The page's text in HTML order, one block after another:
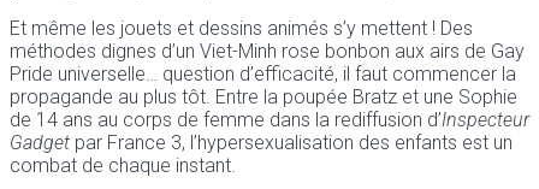
Et même les jouets et dessins animés s’y mettent ! Des
méthodes dignes d’un Viet-Minh rose bonbon aux airs de Gay
Pride universelle… question d’efficacité, il faut commencer la
propagande au plus tôt. Entre la poupée Bratz et une Sophie
de 14 ans au corps de femme dans la rediffusion d’Inspecteur
Gadget par France 3, l’hypersexualisation des enfants est un
combat de chaque instant.